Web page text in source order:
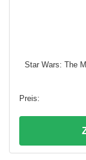
Star Wars: The